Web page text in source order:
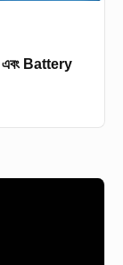
এবং Battery